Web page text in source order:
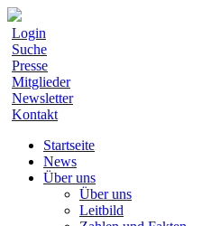
Login
Suche
Presse
Mitglieder
Newsletter
Kontakt
Startseite
News
Über uns
Über uns
Leitbild